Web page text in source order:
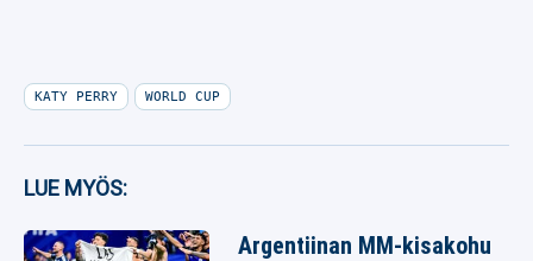
KATY PERRY WORLD CUP
LUE MYÖS:
Argentiinan MM-kisakohu